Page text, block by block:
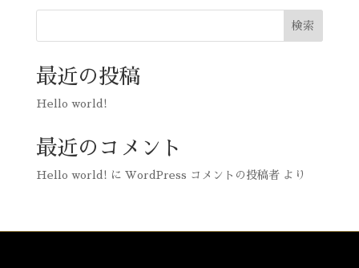
検索
最近の投稿
Hello world!
最近のコメント
Hello world! に WordPress コメントの投稿者より